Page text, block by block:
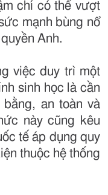
chí có thể vượt
mạnh bùng nổ
Anh.
việc duy trì một
sinh học là cần
an toàn và
này cũng kêu
tế áp dụng quy
thuộc hệ thống